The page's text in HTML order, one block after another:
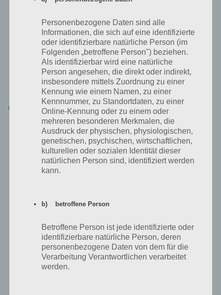
Jeder Sim darf maximal einen Job haben. Die Karriere-Geschichten
werden jedoch gespeichert, sodass du stets zwischen Jobs wechseln
kannst, es kostet dich lediglich Simoleons. Hat dein Sim eh noch
keinen Job, dann ist es natürlich umso einfacher.
Tippe auf den pinken Aktenkoffer. Nun fragt dich Sims Mobile,
welche Geschichte erzählt werden soll.
WICHTIG: Unten gibt es zwar den Button später wählen (wenn du
das Ereignis jetzt nicht starten möchtest). Um den Sim aber den
Job zuzuweisen und die Karriere-Geschichte zu starten, musst du
auf das Bild tippen(in diesem Falle also auf den roten Hut).
Schon hat dein Sim den neuen Job!
Personenbezogene Daten sind alle
Informationen, die sich auf eine identifizierte
oder identifizierbare natürliche Person (im
Folgenden „betroffene Person") beziehen.
Als identifizierbar wird eine natürliche
Person angesehen, die direkt oder indirekt,
insbesondere mittels Zuordnung zu einer
Kennung wie einem Namen, zu einer
Kennnummer, zu Standortdaten, zu einer
Online-Kennung oder zu einem oder
mehreren besonderen Merkmalen, die
Ausdruck der physischen, physiologischen,
genetischen, psychischen, wirtschaftlichen,
kulturellen oder sozialen Identität dieser
natürlichen Person sind, identifiziert werden
kann.
b) betroffene Person
Betroffene Person ist jede identifizierte oder
identifizierbare natürliche Person, deren
personenbezogene Daten von dem für die
Verarbeitung Verantwortlichen verarbeitet
werden.